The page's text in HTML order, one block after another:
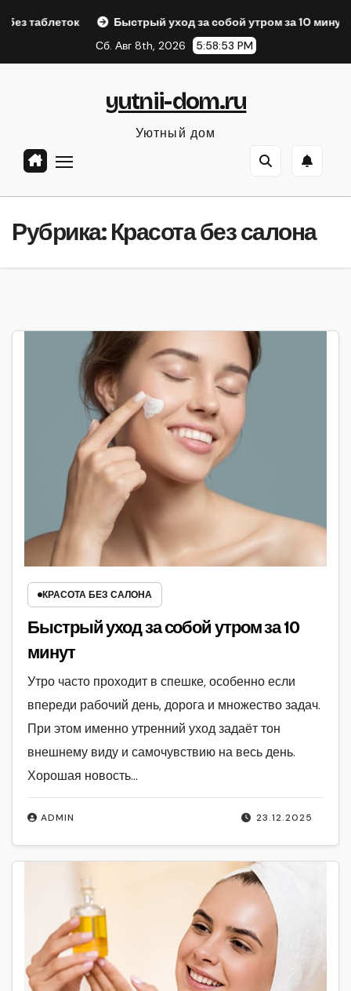
Быстрый уход за собой утром за 10 минут
Сб. Авг 8th, 2026
5:58:54 PM
yutnii-dom.ru
Уютный дом
Рубрика:Красота без салона
КРАСОТА БЕЗ САЛОНА
Быстрый уход за собой утром за 10
минут
23.12.2025
ADMIN
Утро часто проходит в спешке, особенно если
впереди рабочий день, дорога и множество задач.
При этом именно утренний уход задаёт тон
внешнему виду и самочувствию на весь день.
Хорошая новость…